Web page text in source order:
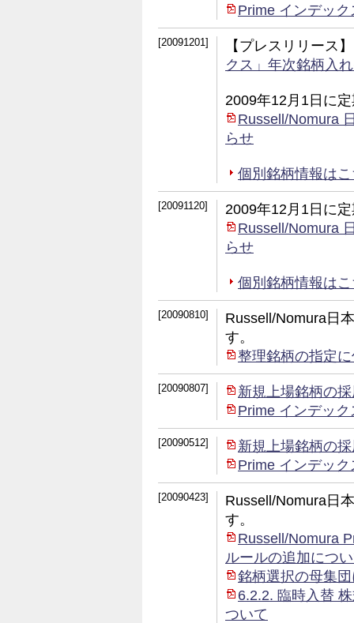
Prime インデッ
[20091201]
【プレスリリース】
クス」年次銘柄入
2009年12月1日に
Russell/Nomura
らせ
個別銘柄情報は
[20091120]
2009年12月1日に
Russell/Nomura
らせ
個別銘柄情報は
[20090810]
Russell/Nomura日
す。
整理銘柄の指定
[20090807]
新規上場銘柄の
Prime インデッ
[20090512]
新規上場銘柄の
Prime インデッ
[20090423]
Russell/Nomura日
す。
Russell/Nomura
ルールの追加につ
銘柄選択の母集
6.2.2. 臨時入替
ついて